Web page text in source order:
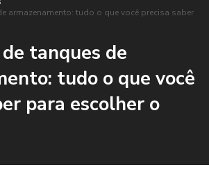
armazenamento: tudo o que você precisa saber
tanques de
tudo o que você
para escolher o